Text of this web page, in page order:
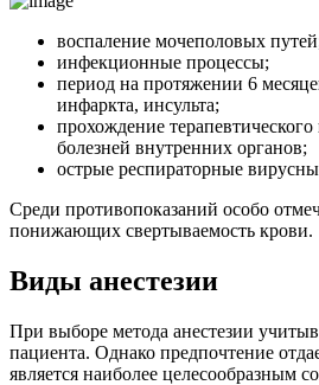
воспаление мочеполовых
инфекционные процессы;
период на протяжении 6
инфаркта, инсульта;
прохождение
болезней внутренних органов;
острые респираторные
Среди противопоказаний особо
понижающих свертываемость крови.
Виды анестезии
При выборе метода анестезии
пациента. Однако предпочтение
является наиболее целесообразным